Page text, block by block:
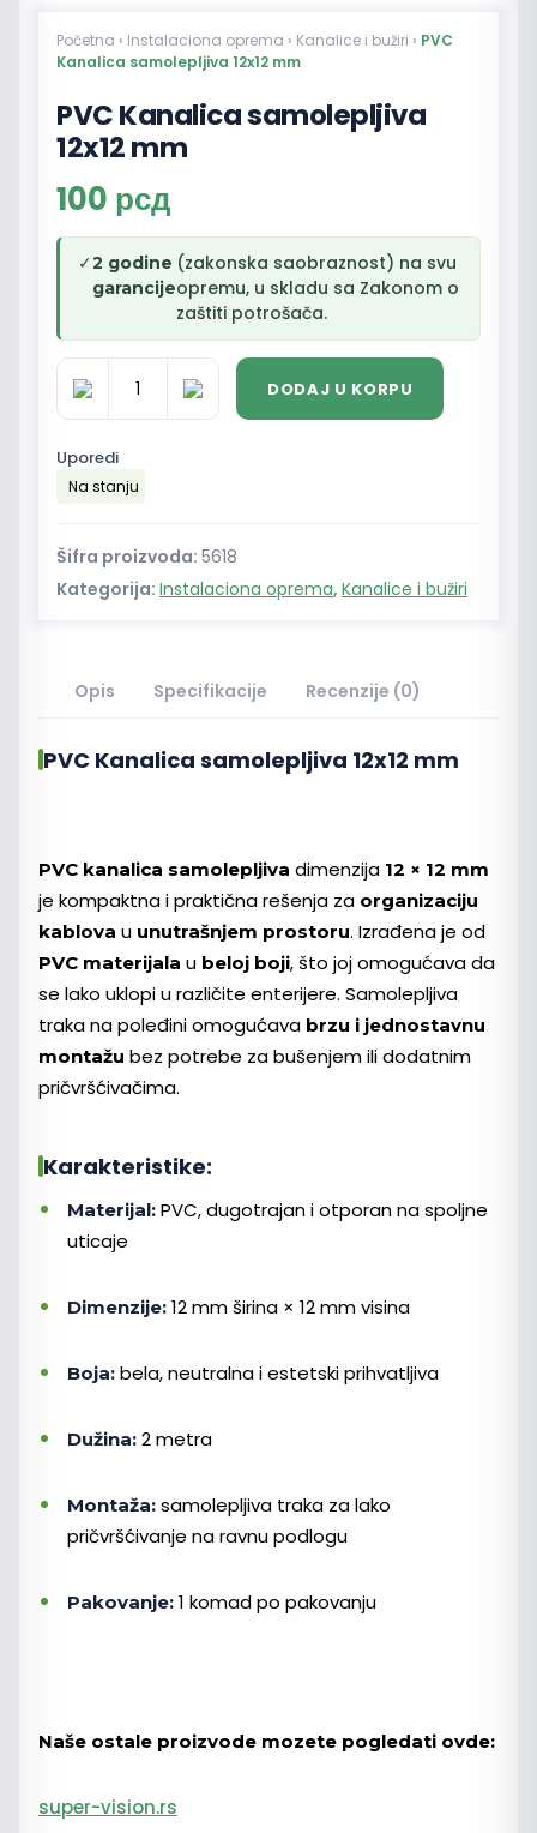
Početna › Instalaciona oprema › Kanalice i bužiri › PVC
Kanalica samolepljiva 12x12 mm
PVC Kanalica samolepljiva
12x12 mm
100 рсд
✓2 godine
garancije
(zakonska saobraznost) na svu
opremu, u skladu sa Zakonom o
zaštiti potrošača.
PVC
Kanalica
samolepljiva
mm
DODAJ U KORPU
Uporedi
Na stanju
Šifra proizvoda: 5618
Kategorija: Instalaciona oprema, Kanalice i bužiri
Opis Specifikacije Recenzije (0)
PVC Kanalica samolepljiva 12x12 mm
PVC kanalica samolepljiva dimenzija 12 × 12 mm
je kompaktna i praktična rešenja za organizaciju
kablova u unutrašnjem prostoru. Izrađena je od
PVC materijala u beloj boji, što joj omogućava da
se lako uklopi u različite enterijere. Samolepljiva
traka na poleđini omogućava brzu i jednostavnu
montažu bez potrebe za bušenjem ili dodatnim
pričvršćivačima.
Karakteristike:
Materijal: PVC, dugotrajan i otporan na spoljne
uticaje
Dimenzije: 12 mm širina × 12 mm visina
Boja: bela, neutralna i estetski prihvatljiva
Dužina: 2 metra
Montaža: samolepljiva traka za lako
pričvršćivanje na ravnu podlogu
Pakovanje: 1 komad po pakovanju
Naše ostale proizvode mozete pogledati ovde:
super-vision.rs